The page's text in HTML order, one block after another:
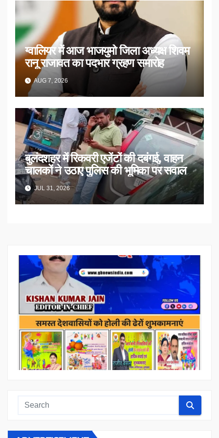
ग्वालियर में आज भाजयुमो जिला अध्यक्ष शिवम
रानू राजावत का पदभार ग्रहण समारोह
AUG 7, 2026
बुलंदशहर में रिकवरी एजेंटों की दबंगई, वाहन
चालकों ने उठाए पुलिस की भूमिका पर सवाल
JUL 31, 2026